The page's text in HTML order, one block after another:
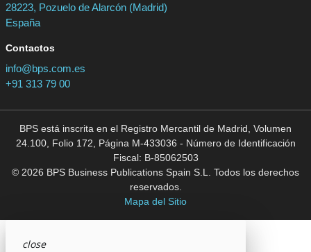
28223, Pozuelo de Alarcón (Madrid)
España
Contactos
info@bps.com.es
+91 313 79 00
BPS está inscrita en el Registro Mercantil de Madrid, Volumen
24.100, Folio 172, Página M-433036 - Número de Identificación
Fiscal: B-85062503
© 2026 BPS Business Publications Spain S.L. Todos los derechos
reservados.
Mapa del Sitio
close